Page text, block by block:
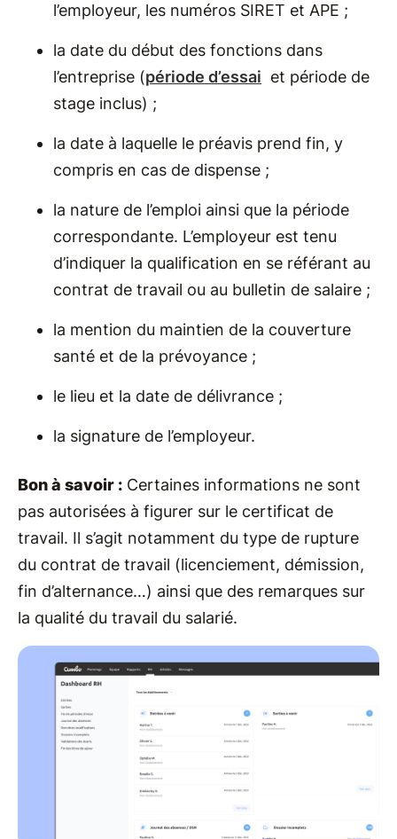
l’employeur, les numéros SIRET et APE ;
la date du début des fonctions dans
l’entreprise (période d’essai et période de
stage inclus) ;
la date à laquelle le préavis prend fin, y
compris en cas de dispense ;
la nature de l’emploi ainsi que la période
correspondante. L’employeur est tenu
d’indiquer la qualification en se référant au
contrat de travail ou au bulletin de salaire ;
la mention du maintien de la couverture
santé et de la prévoyance ;
le lieu et la date de délivrance ;
la signature de l’employeur.
Bon à savoir : Certaines informations ne sont
pas autorisées à figurer sur le certificat de
travail. Il s’agit notamment du type de rupture
du contrat de travail (licenciement, démission,
fin d’alternance…) ainsi que des remarques sur
la qualité du travail du salarié.